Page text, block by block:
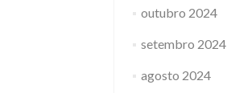
outubro 2024
setembro 2024
agosto 2024